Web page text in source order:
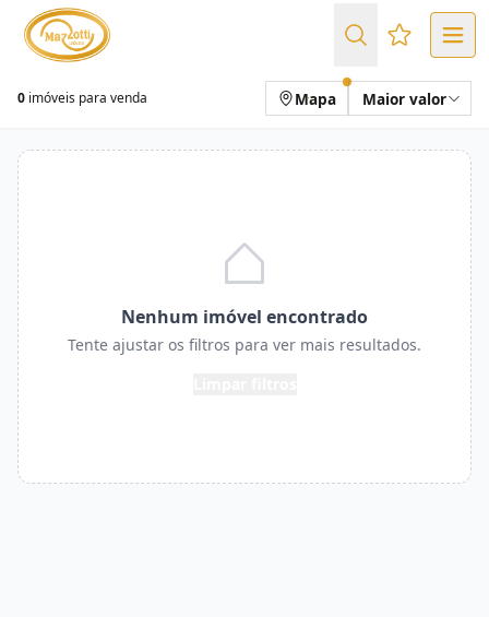
Favoritos
0 imóveis para venda Mapa Maior valor
Nenhum imóvel encontrado
Tente ajustar os filtros para ver mais resultados.